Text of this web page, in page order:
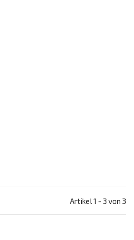
Artikel 1 - 3 von 3